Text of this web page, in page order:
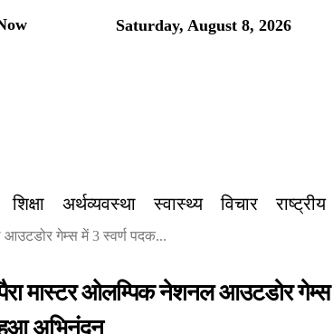
Saturday, August 8, 2026
शिक्षा अर्थव्यवस्था स्वास्थ्य विचार राष्ट्रीय
गेम्स में 3 स्वर्ण पदक...
मास्टर ओलम्पिक नेशनल आउटडोर
हुआ अभिनंदन